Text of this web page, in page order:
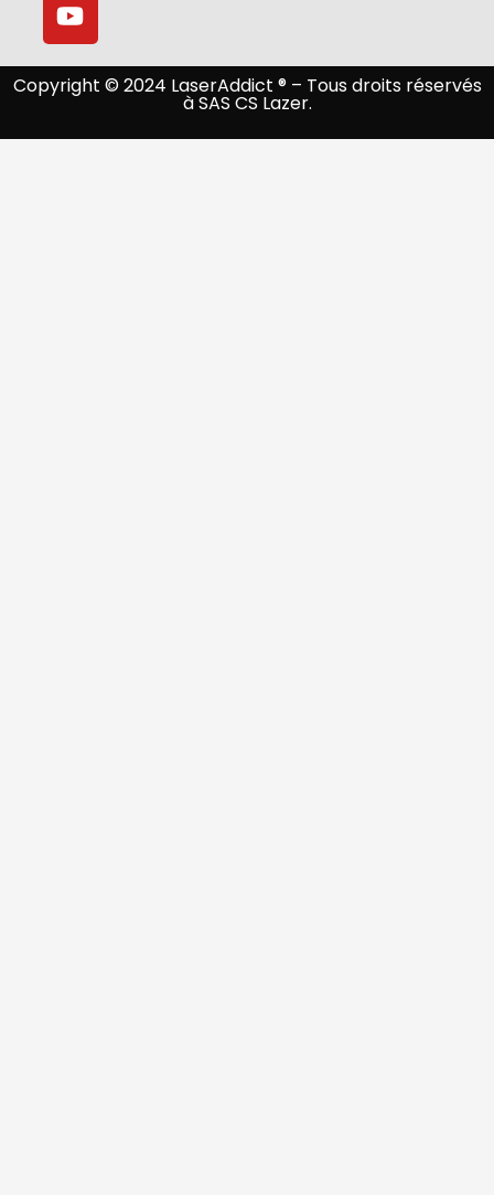
Copyright © 2024 LaserAddict ® – Tous droits réservés
à SAS CS Lazer.